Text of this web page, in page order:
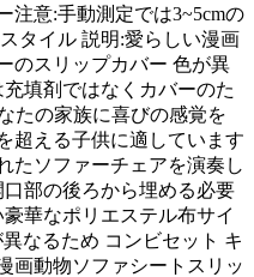
注意:手動測定では3~5cmの
タイル 説明:愛らしい漫画
のスリップカバー 色が異
填剤ではなくカバーのた
たの家族に喜びの感覚を
超える子供に適しています
たソファーチェアを演奏し
部の後ろから埋める必要
華なポリエステル布サイ
なるため コンビセット キ
画動物ソファシートスリッ